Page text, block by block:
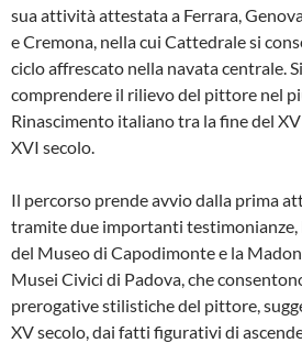
sua attività attestata a Ferrara,
e Cremona, nella cui Cattedrale si
ciclo affrescato nella navata centrale.
comprendere il rilievo del pittore nel
Rinascimento italiano tra la fine del
XVI secolo.
Il percorso prende avvio dalla prima
tramite due importanti testimonianze,
del Museo di Capodimonte e la
Musei Civici di Padova, che
prerogative stilistiche del pittore,
XV secolo, dai fatti figurativi di